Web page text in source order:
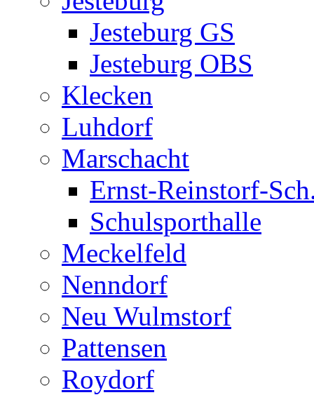
Jesteburg GS
Jesteburg OBS
Klecken
Luhdorf
Marschacht
Ernst-Reinstorf-
Schulsporthalle
Meckelfeld
Nenndorf
Neu Wulmstorf
Pattensen
Roydorf